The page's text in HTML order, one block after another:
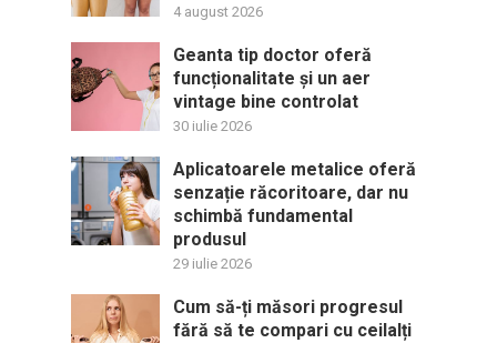
4 august 2026
Geanta tip doctor oferă
funcționalitate și un aer
vintage bine controlat
30 iulie 2026
Aplicatoarele metalice oferă
senzație răcoritoare, dar nu
schimbă fundamental
produsul
29 iulie 2026
Cum să-ți măsori progresul
fără să te compari cu ceilalți